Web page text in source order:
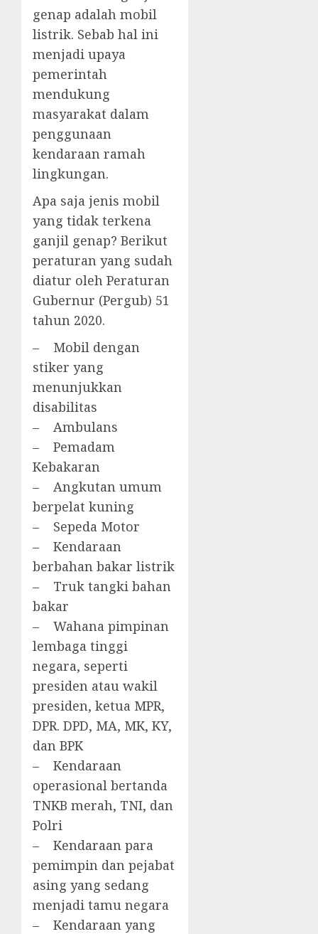
genap adalah mobil
listrik. Sebab hal ini
menjadi upaya
pemerintah
mendukung
masyarakat dalam
penggunaan
kendaraan ramah
lingkungan.
Apa saja jenis mobil
yang tidak terkena
ganjil genap? Berikut
peraturan yang sudah
diatur oleh Peraturan
Gubernur (Pergub) 51
tahun 2020.
– Mobil dengan
stiker yang
menunjukkan
disabilitas
– Ambulans
– Pemadam
Kebakaran
– Angkutan umum
berpelat kuning
– Sepeda Motor
– Kendaraan
berbahan bakar listrik
– Truk tangki bahan
bakar
– Wahana pimpinan
lembaga tinggi
negara, seperti
presiden atau wakil
presiden, ketua MPR,
DPR. DPD, MA, MK, KY,
dan BPK
– Kendaraan
operasional bertanda
TNKB merah, TNI, dan
Polri
– Kendaraan para
pemimpin dan pejabat
asing yang sedang
menjadi tamu negara
– Kendaraan yang